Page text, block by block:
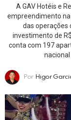
A GAV Hotéis e
empreendimento
das operações
investimento de
conta com 197
Por Higor